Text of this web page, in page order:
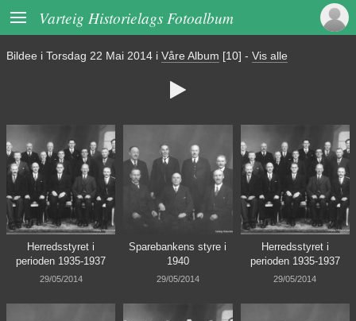
 Varteig Historielags Fotoalbum
Bildee i Torsdag 22 Mai 2014 i Våre Album [10] - Vis alle

Herredsstyret i
perioden 1935-1937
29/05/2014
Sparebankens styre i
1940
29/05/2014
Herredsstyret i
perioden 1935-1937
29/05/2014